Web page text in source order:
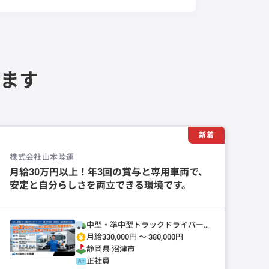
す
新着
株式会社山本陸運
月給30万円以上！年3回の賞与と専用車両で、
安定と自分らしさを両立できる環境です。
中型・準中型トラックドライバー
(4t～)
月給330,000円 〜 380,000円
静岡県沼津市
正社員